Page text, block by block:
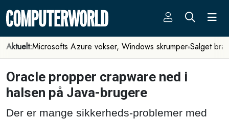
Aktuelt:Microsofts Azure vokser, Windows skrumper Salget
Oracle propper crapware ned i
halsen på Java-brugere
Der er mange sikkerheds-problemer med